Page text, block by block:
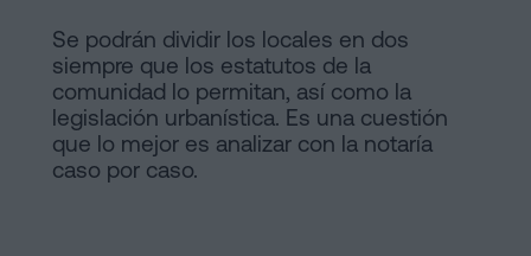
Se podrán dividir los locales en dos
siempre que los estatutos de la
comunidad lo permitan, así como la
legislación urbanística. Es una cuestión
que lo mejor es analizar con la notaría
caso por caso.